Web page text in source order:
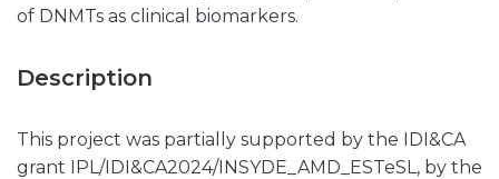
of DNMTs as clinical biomarkers.
Description
This project was partially supported by the IDI&CA
grant IPL/IDI&CA2024/INSYDE_AMD_ESTeSL, by the